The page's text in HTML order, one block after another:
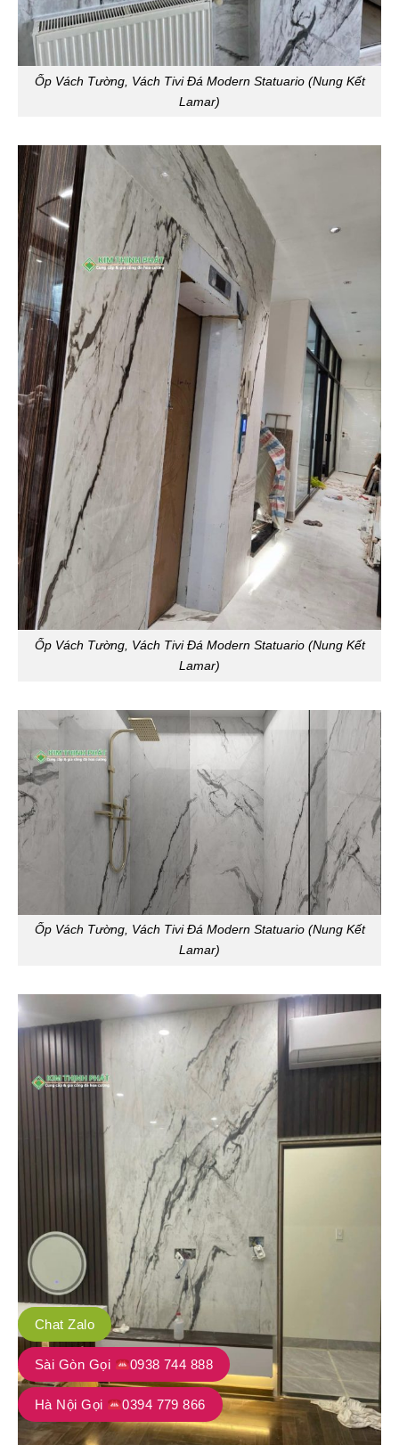
Ốp Vách Tường, Vách Tivi Đá Modern Statuario (Nung Kết
Lamar)
Ốp Vách Tường, Vách Tivi Đá Modern Statuario (Nung Kết
Lamar)
Ốp Vách Tường, Vách Tivi Đá Modern Statuario (Nung Kết
Lamar)
Chat Zalo
Sài Gòn Gọi 0938 744 888
Hà Nội Gọi 0394 779 866